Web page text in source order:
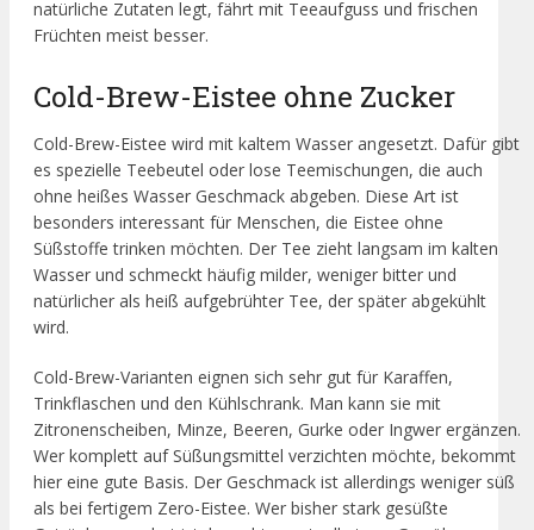
natürliche Zutaten legt, fährt mit Teeaufguss und frischen
Früchten meist besser.
Cold-Brew-Eistee ohne Zucker
Cold-Brew-Eistee wird mit kaltem Wasser angesetzt. Dafür gibt
es spezielle Teebeutel oder lose Teemischungen, die auch
ohne heißes Wasser Geschmack abgeben. Diese Art ist
besonders interessant für Menschen, die Eistee ohne
Süßstoffe trinken möchten. Der Tee zieht langsam im kalten
Wasser und schmeckt häufig milder, weniger bitter und
natürlicher als heiß aufgebrühter Tee, der später abgekühlt
wird.
Cold-Brew-Varianten eignen sich sehr gut für Karaffen,
Trinkflaschen und den Kühlschrank. Man kann sie mit
Zitronenscheiben, Minze, Beeren, Gurke oder Ingwer ergänzen.
Wer komplett auf Süßungsmittel verzichten möchte, bekommt
hier eine gute Basis. Der Geschmack ist allerdings weniger süß
als bei fertigem Zero-Eistee. Wer bisher stark gesüßte